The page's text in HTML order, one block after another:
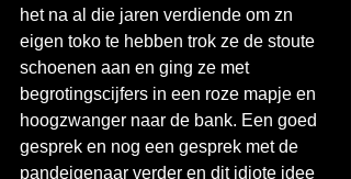
het na al die jaren verdiende om zn
eigen toko te hebben trok ze de stoute
schoenen aan en ging ze met
begrotingscijfers in een roze mapje en
hoogzwanger naar de bank. Een goed
gesprek en nog een gesprek met de
pandeigenaar verder en dit idiote idee